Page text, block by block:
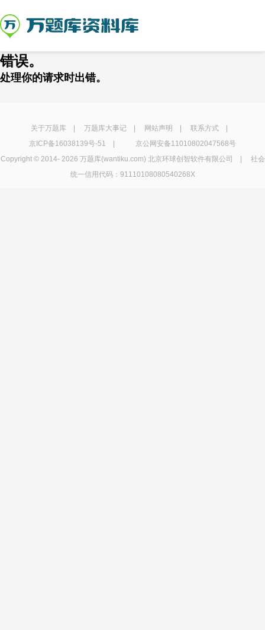
错误。
处理你的请求时出错。
关于万题库| 万题库大事记| 网站声明 联系方式|
京ICP备16038139号-51
京公网安备11010802047568号
Copyright © 2014- 2026 万题库(wantiku.com) 北京环球创智软件有限公司 | 社会
统一信用代码：91110108080540268X